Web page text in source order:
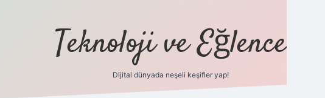
Teknoloji ve Eğlence
Dijital dünyada neşeli keşifler yap!